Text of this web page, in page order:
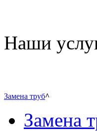
Наши
Замена труб^
Замена